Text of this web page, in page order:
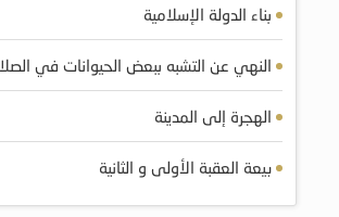
بناء الدولة الإسلامية
النهي عن التشبه ببعض الحيوانات في
الهجرة إلى المدينة
بيعة العقبة الأولى و الثانية